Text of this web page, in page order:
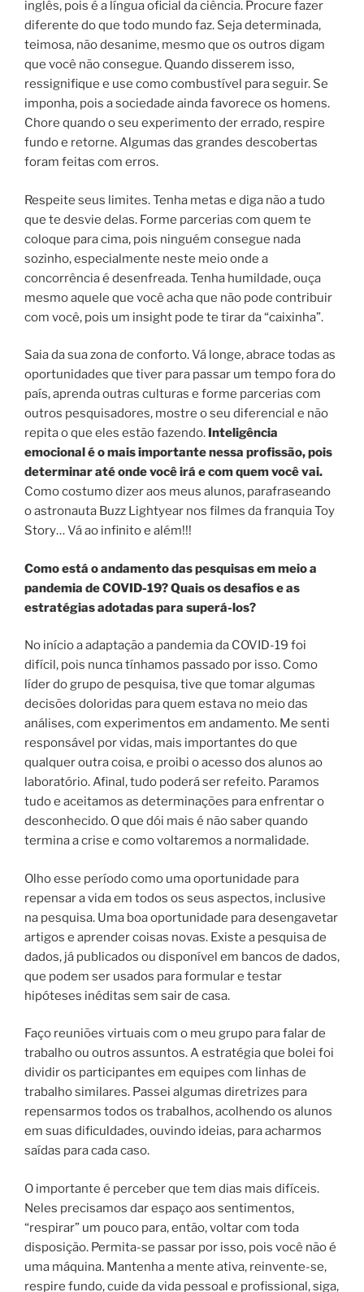
inglês, pois é a língua oficial da ciência. Procure fazer
diferente do que todo mundo faz. Seja determinada,
teimosa, não desanime, mesmo que os outros digam
que você não consegue. Quando disserem isso,
ressignifique e use como combustível para seguir. Se
imponha, pois a sociedade ainda favorece os homens.
Chore quando o seu experimento der errado, respire
fundo e retorne. Algumas das grandes descobertas
foram feitas com erros.
Respeite seus limites. Tenha metas e diga não a tudo
que te desvie delas. Forme parcerias com quem te
coloque para cima, pois ninguém consegue nada
sozinho, especialmente neste meio onde a
concorrência é desenfreada. Tenha humildade, ouça
mesmo aquele que você acha que não pode contribuir
com você, pois um insight pode te tirar da “caixinha”.
Saia da sua zona de conforto. Vá longe, abrace todas as
oportunidades que tiver para passar um tempo fora do
país, aprenda outras culturas e forme parcerias com
outros pesquisadores, mostre o seu diferencial e não
repita o que eles estão fazendo. Inteligência
emocional é o mais importante nessa profissão, pois
determinar até onde você irá e com quem você vai.
Como costumo dizer aos meus alunos, parafraseando
o astronauta Buzz Lightyear nos filmes da franquia Toy
Story… Vá ao infinito e além!!!
Como está o andamento das pesquisas em meio a
pandemia de COVID-19? Quais os desafios e as
estratégias adotadas para superá-los?
No início a adaptação a pandemia da COVID-19 foi
difícil, pois nunca tínhamos passado por isso. Como
líder do grupo de pesquisa, tive que tomar algumas
decisões doloridas para quem estava no meio das
análises, com experimentos em andamento. Me senti
responsável por vidas, mais importantes do que
qualquer outra coisa, e proibi o acesso dos alunos ao
laboratório. Afinal, tudo poderá ser refeito. Paramos
tudo e aceitamos as determinações para enfrentar o
desconhecido. O que dói mais é não saber quando
termina a crise e como voltaremos a normalidade.
Olho esse período como uma oportunidade para
repensar a vida em todos os seus aspectos, inclusive
na pesquisa. Uma boa oportunidade para desengavetar
artigos e aprender coisas novas. Existe a pesquisa de
dados, já publicados ou disponível em bancos de dados,
que podem ser usados para formular e testar
hipóteses inéditas sem sair de casa.
Faço reuniões virtuais com o meu grupo para falar de
trabalho ou outros assuntos. A estratégia que bolei foi
dividir os participantes em equipes com linhas de
trabalho similares. Passei algumas diretrizes para
repensarmos todos os trabalhos, acolhendo os alunos
em suas dificuldades, ouvindo ideias, para acharmos
saídas para cada caso.
O importante é perceber que tem dias mais difíceis.
Neles precisamos dar espaço aos sentimentos,
“respirar” um pouco para, então, voltar com toda
disposição. Permita-se passar por isso, pois você não é
uma máquina. Mantenha a mente ativa, reinvente-se,
respire fundo, cuide da vida pessoal e profissional, siga,